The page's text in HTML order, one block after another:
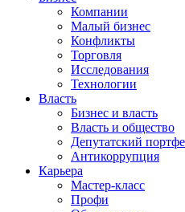
Компании
Малый бизнес
Конфликты
Торговля
Исследования
Технологии
Власть
Бизнес и власть
Власть и общество
Депутатский
Антикоррупция
Карьера
Мастер-класс
Профи